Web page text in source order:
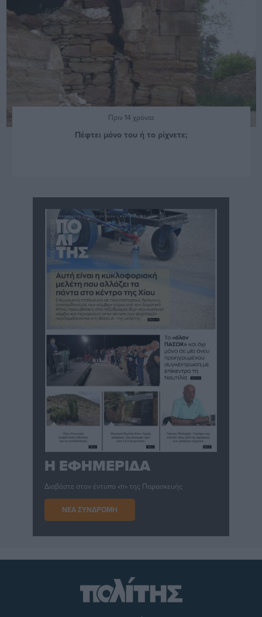
Πριν 14 χρόνια
Πέφτει μόνο του ή το ρίχνετε;
Η ΕΦΗΜΕΡΙΔΑ
Διαβάστε στον έντυπο «π» της Παρασκευής
ΝΕΑ ΣΥΝΔΡΟΜΗ